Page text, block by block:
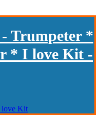
- Trumpeter *
* I love Kit -
love Kit